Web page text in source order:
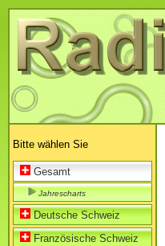
Bitte wählen Sie
Gesamt
Jahrescharts
Deutsche Schweiz
Französische Schweiz